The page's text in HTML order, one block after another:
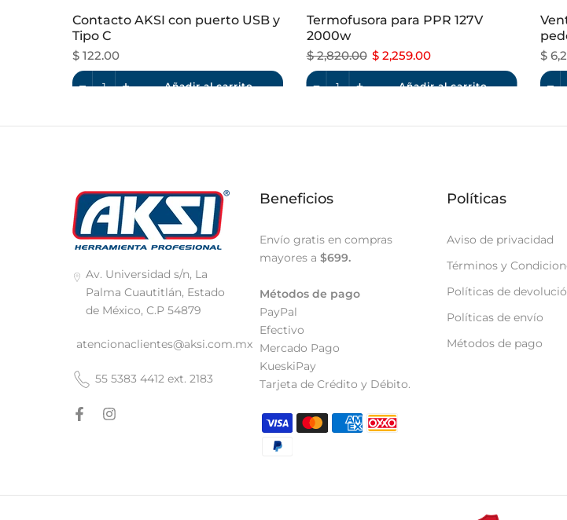
Contacto AKSI con puerto USB y
Tipo C
$ 122.00
Añadir al carrito
Termofusora para PPR 127V
2000w
$ 2,820.00 $ 2,259.00
Añadir al carrito
$
Av. Universidad s/n, La
Palma Cuautitlán, Estado
de México, C.P 54879
atencionaclientes@aksi.com.mx
55 5383 4412 ext. 2183
Beneficios
Envío gratis en compras
mayores a $699.
Métodos de pago
PayPal
Efectivo
Mercado Pago
KueskiPay
Tarjeta de Crédito y Débito.
Políticas
Aviso de privacidad
Términos y
Políticas de
Políticas de envío
Métodos de pago